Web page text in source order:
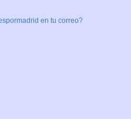
en tu correo?